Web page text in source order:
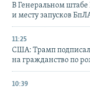
В Генеральном штабе
и месту запусков
11:25
США: Трамп
на гражданство по
10:39